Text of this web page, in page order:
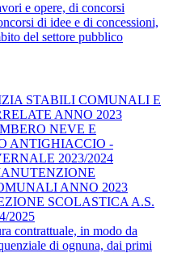
e opere, di concorsi
di idee e di concessioni,
del settore pubblico
STABILI COMUNALI E
ANNO 2023
NEVE E
ANTIGHIACCIO -
2023/2024
ANNO 2023
SCOLASTICA A.S.
2025
contrattuale, in modo da
di ognuna, dai primi